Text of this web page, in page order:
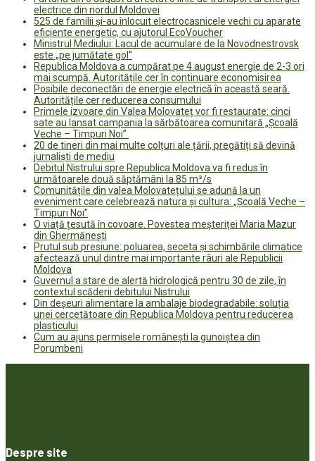
electrice din nordul Moldovei
525 de familii și-au înlocuit electrocasnicele vechi cu aparate
eficiente energetic, cu ajutorul EcoVoucher
Ministrul Mediului: Lacul de acumulare de la Novodnestrovsk
este „pe jumătate gol”
Republica Moldova a cumpărat pe 4 august energie de 2-3 ori
mai scumpă. Autoritățile cer în continuare economisirea
Posibile deconectări de energie electrică în această seară.
Autoritățile cer reducerea consumului
Primele izvoare din Valea Molovateț vor fi restaurate: cinci
sate au lansat campania la sărbătoarea comunitară „Școală
Veche – Timpuri Noi”
20 de tineri din mai multe colțuri ale țării, pregătiți să devină
jurnaliști de mediu
Debitul Nistrului spre Republica Moldova va fi redus în
următoarele două săptămâni la 85 m³/s
Comunitățile din valea Molovatețului se adună la un
eveniment care celebrează natura și cultura: „Școală Veche –
Timpuri Noi”
O viață țesută în covoare. Povestea meșteriței Maria Mazur
din Ghermănești
Prutul sub presiune: poluarea, seceta și schimbările climatice
afectează unul dintre mai importante râuri ale Republicii
Moldova
Guvernul a stare de alertă hidrologică pentru 30 de zile, în
contextul scăderii debitului Nistrului
Din deșeuri alimentare la ambalaje biodegradabile: soluția
unei cercetătoare din Republica Moldova pentru reducerea
plasticului
Cum au ajuns permisele românești la gunoiștea din
Porumbeni
Despre site